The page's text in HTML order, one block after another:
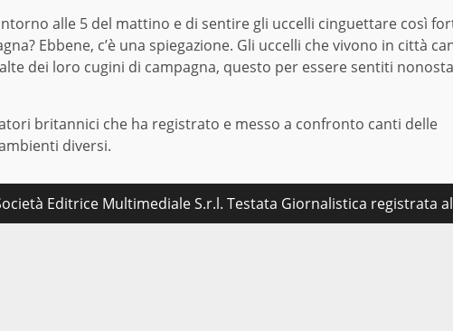
alle 5 del mattino e di sentire gli uccelli cinguettare così
Ebbene, c’è una spiegazione. Gli uccelli che vivono in città
dei loro cugini di campagna, questo per essere sentiti
britannici che ha registrato e messo a confronto canti delle
diversi.
Editrice Multimediale S.r.l. Testata Giornalistica registrata